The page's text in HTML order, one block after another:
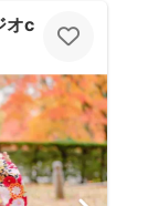
オcocofilm)